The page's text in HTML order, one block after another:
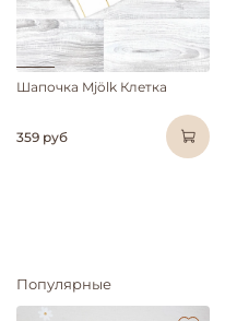
Шапочка Mjölk Клетка
359 руб
Популярные